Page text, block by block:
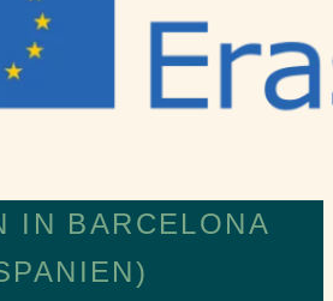
IN BARCELONA